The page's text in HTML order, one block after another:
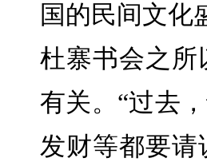
国的民间文化
杜寨书会之所
有关。“过去
发财等都要请